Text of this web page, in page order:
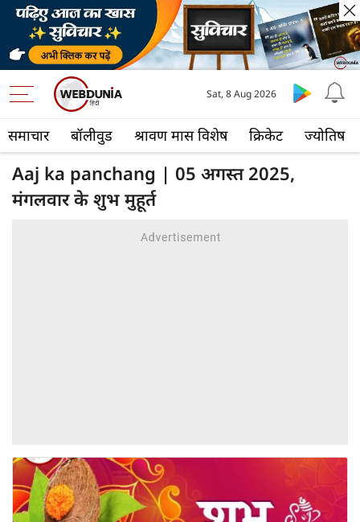
समाचार बॉलीवुड श्रावण मास विशेष क्रिकेट ज्योतिष
Sat, 8 Aug 2026
Aaj ka panchang | 05 अगस्त 2025,
मंगलवार के शुभ मुहूर्त